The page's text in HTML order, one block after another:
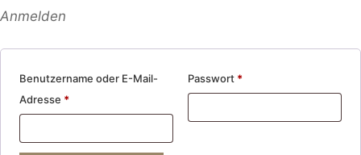
Anmelden
Benutzername oder E-Mail-
Adresse *
Passwort *